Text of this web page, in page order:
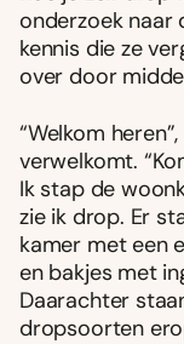
onderzoek naar
kennis die ze
over door
“Welkom
verwelkomt.
Ik stap de
zie ik drop. Er
kamer met een
en bakjes met
Daarachter
dropsoorten